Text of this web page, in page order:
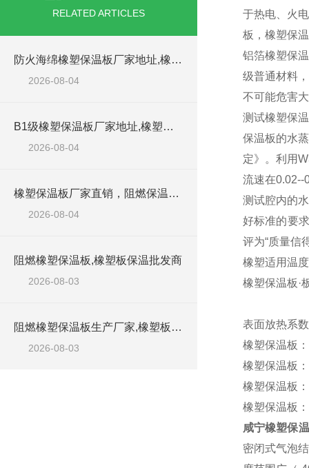
RELATED ARTICLES
防火海绵橡塑保温板厂家地址,橡塑批发商
2026-08-04
B1级橡塑保温板厂家地址,橡塑板优质批发商
2026-08-04
橡塑保温板厂家直销，阻燃保温橡塑板材
2026-08-04
阻燃橡塑保温板,橡塑板保温批发商
2026-08-03
阻燃橡塑保温板生产厂家,橡塑板优质工厂
2026-08-03
于热电、火
板，橡塑保
铝箔橡塑保
级普通材料
不可能危害
测试橡塑保
保温板的水
定》。利用
流速在0.02--
测试腔内的
好标准的要
评为“质量信
橡塑适用温
橡塑保温板·
表面放热系
橡塑保温板
橡塑保温板
橡塑保温板
橡塑保温板
咸宁橡塑保
密闭式气泡